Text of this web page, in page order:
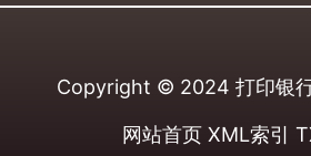
Copyright © 2024 打印银
网站首页 XML索引